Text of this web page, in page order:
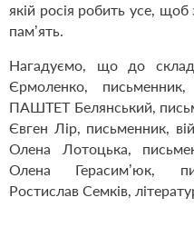
якій росія робить усе,
пам’ять.
Нагадуємо, що до
Єрмоленко,
ПАШТЕТ Белянський,
Євген Лір, письменник,
Олена Лотоцька,
Олена Герасим’юк,
Ростислав Семків,